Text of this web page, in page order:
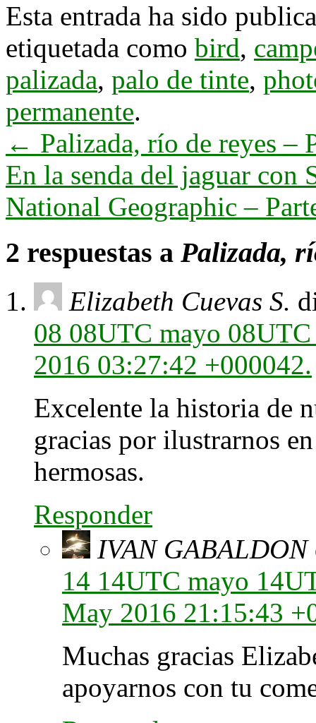
Esta entrada ha sido
etiquetada como bird,
palizada, palo de tinte,
permanente.
← Palizada, río de reyes –
En la senda del jaguar con
National Geographic –
2 respuestas a Palizada,
Elizabeth Cuevas S.
08 08UTC mayo
2016 03:27:42 +000042.
Excelente la historia de
gracias por ilustrarnos
hermosas.
Responder
IVAN GABALDON
14 14UTC mayo
May 2016 21:15:43
Muchas gracias
apoyarnos con tu